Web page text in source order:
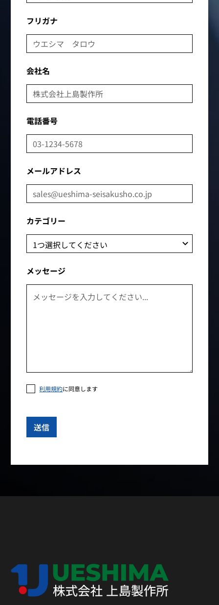
フリガナ
会社名
電話番号
メールアドレス
カテゴリー
メッセージ
利用規約に同意します